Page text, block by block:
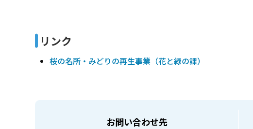
リンク
桜の名所・みどりの再生事業（花と緑の課）
お問い合わせ先